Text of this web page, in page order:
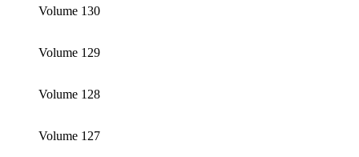
Volume 130
Volume 129
Volume 128
Volume 127